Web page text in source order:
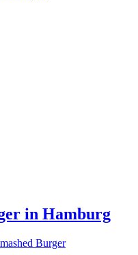
in Hamburg
Burger